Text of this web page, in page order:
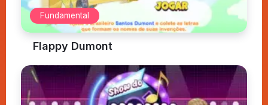
Fundamental
Flappy Dumont